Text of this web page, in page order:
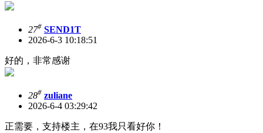
27# SEND1T
2026-6-3 10:18:51
好的，非常感谢
28# zuliane
2026-6-4 03:29:42
正需要，支持楼主，在93我只看好你！